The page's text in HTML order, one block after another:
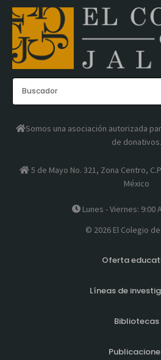
Somos una asociación autorizada
de donativos.
5 de Mayo No. 321, Zona Centro,
México
Lunes - Viernes: 9:00
© 2026 El Colegio
Oferta
Líneas de
Bibliotecas